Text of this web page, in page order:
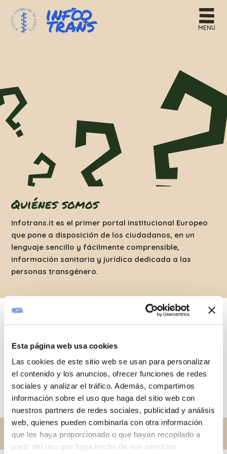
Esta página web usa cookies
Las cookies de este sitio web se usan para personalizar
el contenido y los anuncios, ofrecer funciones de redes
sociales y analizar el tráfico. Además, compartimos
información sobre el uso que haga del sitio web con
nuestros partners de redes sociales, publicidad y análisis
web, quienes pueden combinarla con otra información
que les haya proporcionado o que hayan recopilado a
partir del uso que haya hecho de sus servicios.
MENU
Quiénes somos
Infotrans.it es el primer portal institucional Europeo
que pone a disposición de los ciudadanos, en un
lenguaje sencillo y fácilmente comprensible,
información sanitaria y jurídica dedicada a las
personas transgénero.
Este portal es el resultado de la colaboración entre el
ISS,
Instituto Superior de
responsable de su contenido científico, y el
Ufficio Nazionale Antidiscriminazioni Razziali -
Presidenza del Consiglio dei Ministri (Oficina Nacional
contra la Discriminación Racial - Presidencia del
Consejo de Ministros), responsable del contenido
jurídico.
ISS